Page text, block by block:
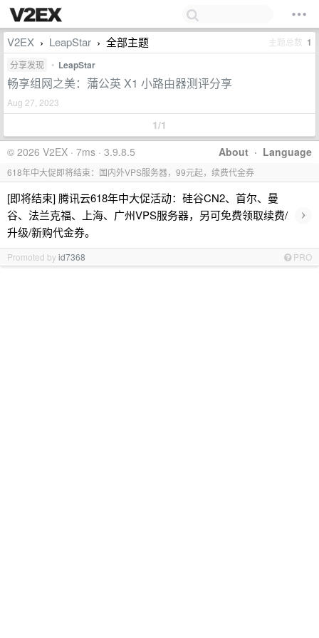
V2EX › LeapStar › 全部主题 主题总数 1
分享发现 • LeapStar
畅享组网之美：蒲公英 X1 小路由器测评分享
Aug 27, 2023
1/1
About · Language
© 2026 V2EX · 7ms · 3.9.8.5
618年中大促即将结束：国内外VPS服务器，99元起，续费代金券
[即将结束] 腾讯云618年中大促活动：硅谷CN2、首尔、曼
谷、法兰克福、上海、广州VPS服务器，另可免费领取续费/
升级/新购代金券。
›
Promoted byid7368 PRO